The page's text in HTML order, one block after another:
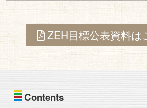
ZEH目標公表資料は
Contents